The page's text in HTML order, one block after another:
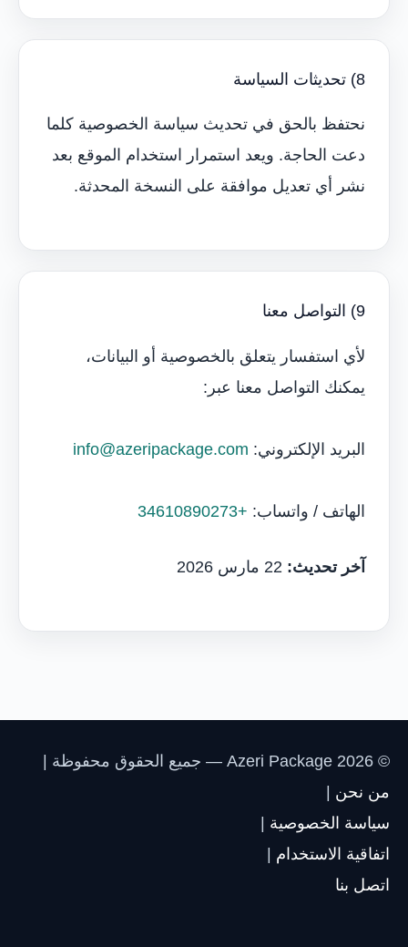
8) تحديثات السياسة
نحتفظ بالحق في تحديث سياسة الخصوصية كلما
دعت الحاجة. ويعد استمرار استخدام الموقع بعد
نشر أي تعديل موافقة على النسخة المحدثة.
9) التواصل معنا
لأي استفسار يتعلق بالخصوصية أو البيانات،
يمكنك التواصل معنا عبر:
البريد الإلكتروني: info@azeripackage.com
الهاتف / واتساب: +34610890273
آخر تحديث:
© 2026 Azeri Package — جميع الحقوق محفوظة |
من نحن |
سياسة الخصوصية |
اتفاقية الاستخدام |
اتصل بنا